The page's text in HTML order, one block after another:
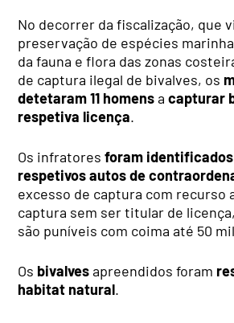
No decorrer da fiscalização, que
preservação de espécies
da fauna e flora das zonas
de captura ilegal de bivalves, os
detetaram 11 homensacapturar
respetiva licença.
Os infratoresforam
respetivos autos de
excesso de captura com recurso
captura sem ser titular de
são puníveis com coima até 50
Os bivalvesapreendidos foram
habitat natural.